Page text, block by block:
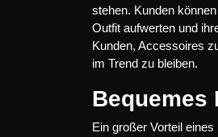
stehen. Kunden
Outfit aufwerten und
Kunden, Accessoires
im Trend zu bleiben.
Bequemes
Ein großer Vorteil